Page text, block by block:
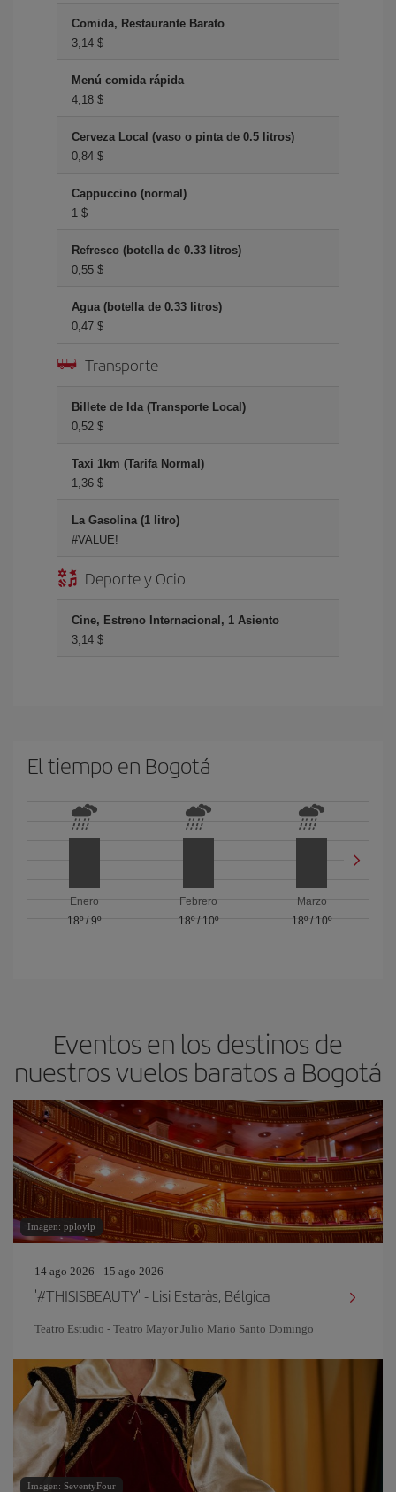
Comida, Restaurante Barato
3,14 $
Menú comida rápida
4,18 $
Cerveza Local (vaso o pinta de 0.5 litros)
0,84 $
Cappuccino (normal)
1 $
Refresco (botella de 0.33 litros)
0,55 $
Agua (botella de 0.33 litros)
0,47 $
Transporte
Billete de Ida (Transporte Local)
0,52 $
Taxi 1km (Tarifa Normal)
1,36 $
La Gasolina (1 litro)
#VALUE!
Deporte y Ocio
Cine, Estreno Internacional, 1 Asiento
3,14 $
El tiempo en Bogotá
Enero
18º/9º
Febrero
18º/ 10º
Marzo
18º/ 10º
Eventos en los destinos de
nuestros vuelos baratos a Bogotá
Imagen: pploylp
14 ago 2026 - 15 ago 2026
'#THISISBEAUTY' - Lisi Estaràs, Bélgica
Teatro Estudio - Teatro Mayor Julio Mario Santo Domingo
Imagen: SeventyFour